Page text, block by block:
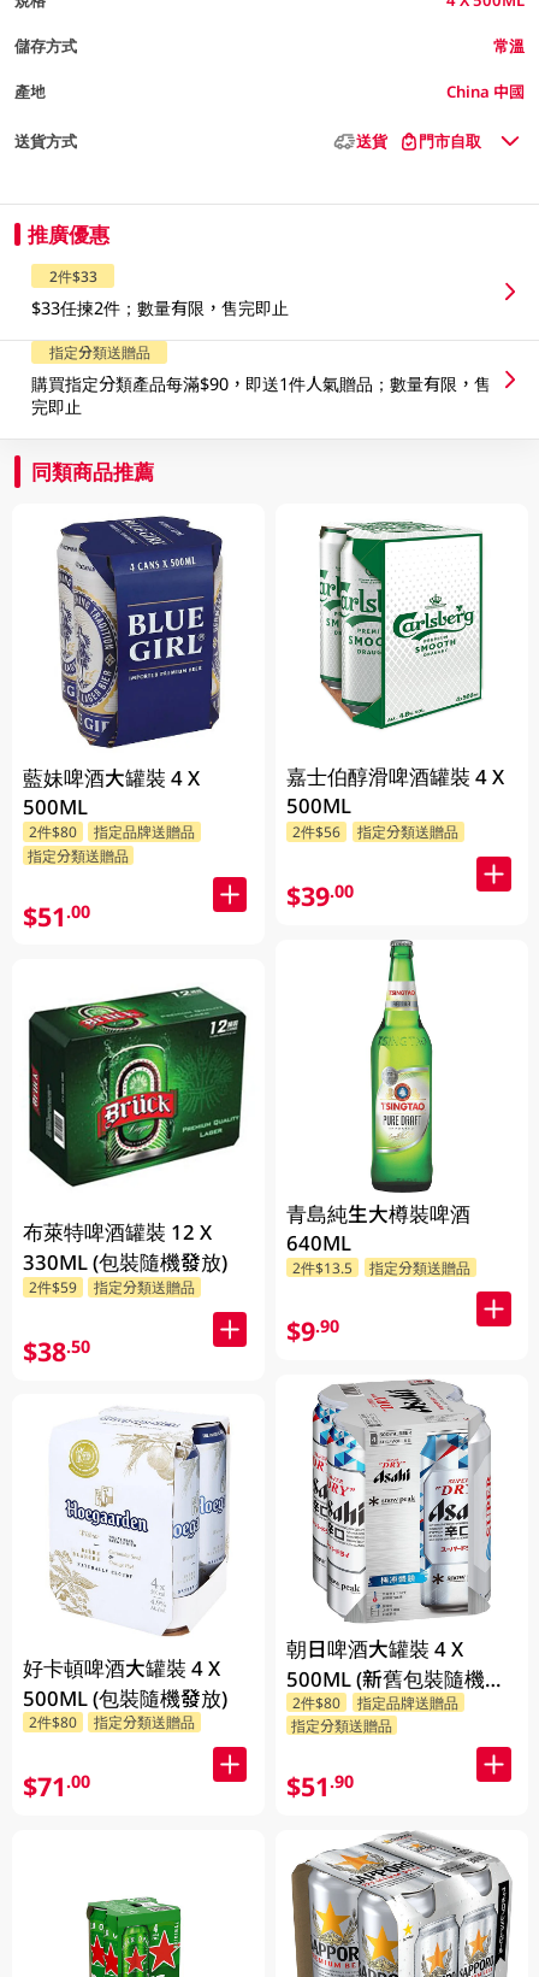
儲存方式 常溫
產地 China 中國
送貨方式 送貨 門市自取
推廣優惠
2件$33
$33任揀2件；數量有限，售完即止
指定分類送贈品
購買指定分類產品每滿$90，即送1件人氣贈品；數量有限，售
完即止
同類商品推薦
藍妹啤酒大罐裝 4 X
500ML
2件$80
指定品牌送贈品
指定分類送贈品
$51.00
布萊特啤酒罐裝 12 X
330ML (包裝隨機發放)
2件$59 指定分類送贈品
$38.50
好卡頓啤酒大罐裝 4 X
500ML (包裝隨機發放)
2件$80 指定分類送贈品
$71.00
嘉士伯醇滑啤酒罐裝 4 X
500ML
2件$56 指定分類送贈品
$39.00
青島純生大樽裝啤酒
640ML
2件$13.5 指定分類送贈品
$9.90
朝日啤酒大罐裝 4 X
500ML (新舊包裝隨機發
貨)
2件$80
指定品牌送贈品
指定分類送贈品
$51.90